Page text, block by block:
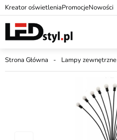
Kreator oświetleniaPromocjeNowości
Strona Główna Lampy zewnętrzne